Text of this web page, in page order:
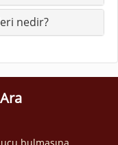
nedir?
bulmasına